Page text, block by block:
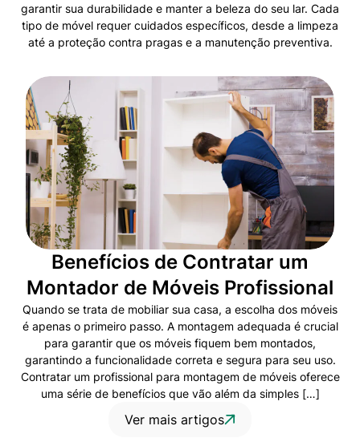
garantir sua durabilidade e manter a beleza do seu lar. Cada
tipo de móvel requer cuidados específicos, desde a limpeza
até a proteção contra pragas e a manutenção preventiva.
Benefícios de Contratar um
Montador de Móveis Profissional
Quando se trata de mobiliar sua casa, a escolha dos móveis
é apenas o primeiro passo. A montagem adequada é crucial
para garantir que os móveis fiquem bem montados,
garantindo a funcionalidade correta e segura para seu uso.
Contratar um profissional para montagem de móveis oferece
uma série de benefícios que vão além da simples […]
Ver mais artigos